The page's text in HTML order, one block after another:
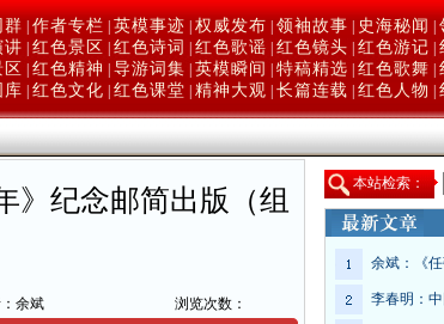
群 作者专栏 英模事迹 权威发布 领袖故事 史海秘闻
讲 红色景区 红色诗词 红色歌谣 红色镜头 红色游记
红色精神 导游词集 英模瞬间 特稿精选 红色歌舞
库 红色文化 红色课堂 精神大观 长篇连载 红色人物
》纪念邮简出版（组
余斌
浏览次数：
本站检索：
余斌：《
李春明：